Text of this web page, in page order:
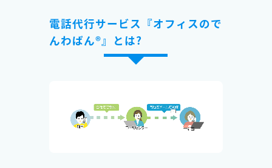
電話代行サービス『オフィスので
んわばん®』とは?